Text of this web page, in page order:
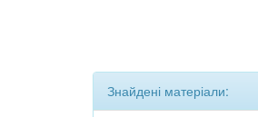
Знайдені матеріали: